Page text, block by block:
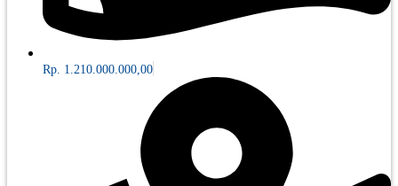
Rp. 1.210.000.000,00